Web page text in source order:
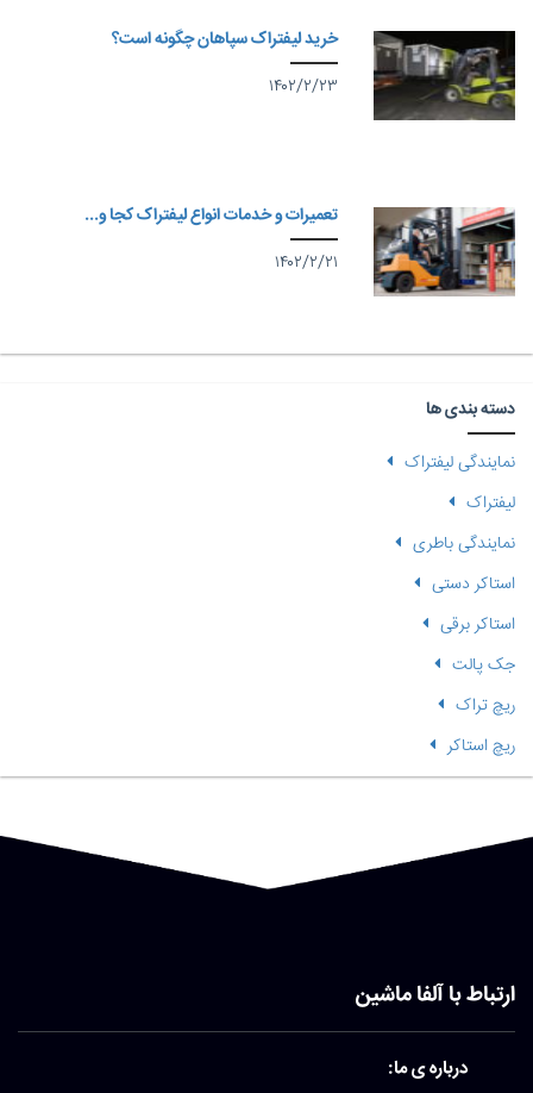
خرید لیفتراک سپاهان چگونه است؟
۱۴۰۲/۲/۲۳
تعمیرات و خدمات انواع لیفتراک کجا و...
۱۴۰۲/۲/۲۱
دسته بندی ها
نمایندگی لیفتراک
لیفتراک
نمایندگی باطری
استاکر دستی
استاکر برقی
جک پالت
ریچ تراک
ریچ استاکر
ارتباط با آلفا ماشین
درباره ی ما: